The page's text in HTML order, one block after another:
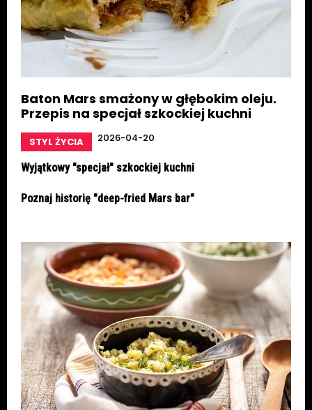
Baton Mars smażony w głębokim oleju.
Przepis na specjał szkockiej kuchni
STYL ŻYCIA 2026-04-20
Wyjątkowy "specjał" szkockiej kuchni
Poznaj historię "deep-fried Mars bar"